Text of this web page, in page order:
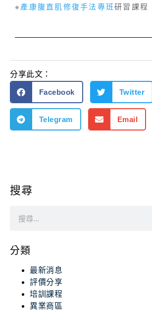
※產康腹直肌修復手法專班研習課程
分享此文：
Facebook Twitter
Telegram Email
搜尋
分類
最新消息
評價分享
培訓課程
異業商區